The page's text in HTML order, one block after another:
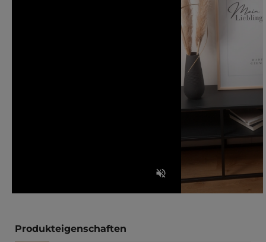
Produkteigenschaften